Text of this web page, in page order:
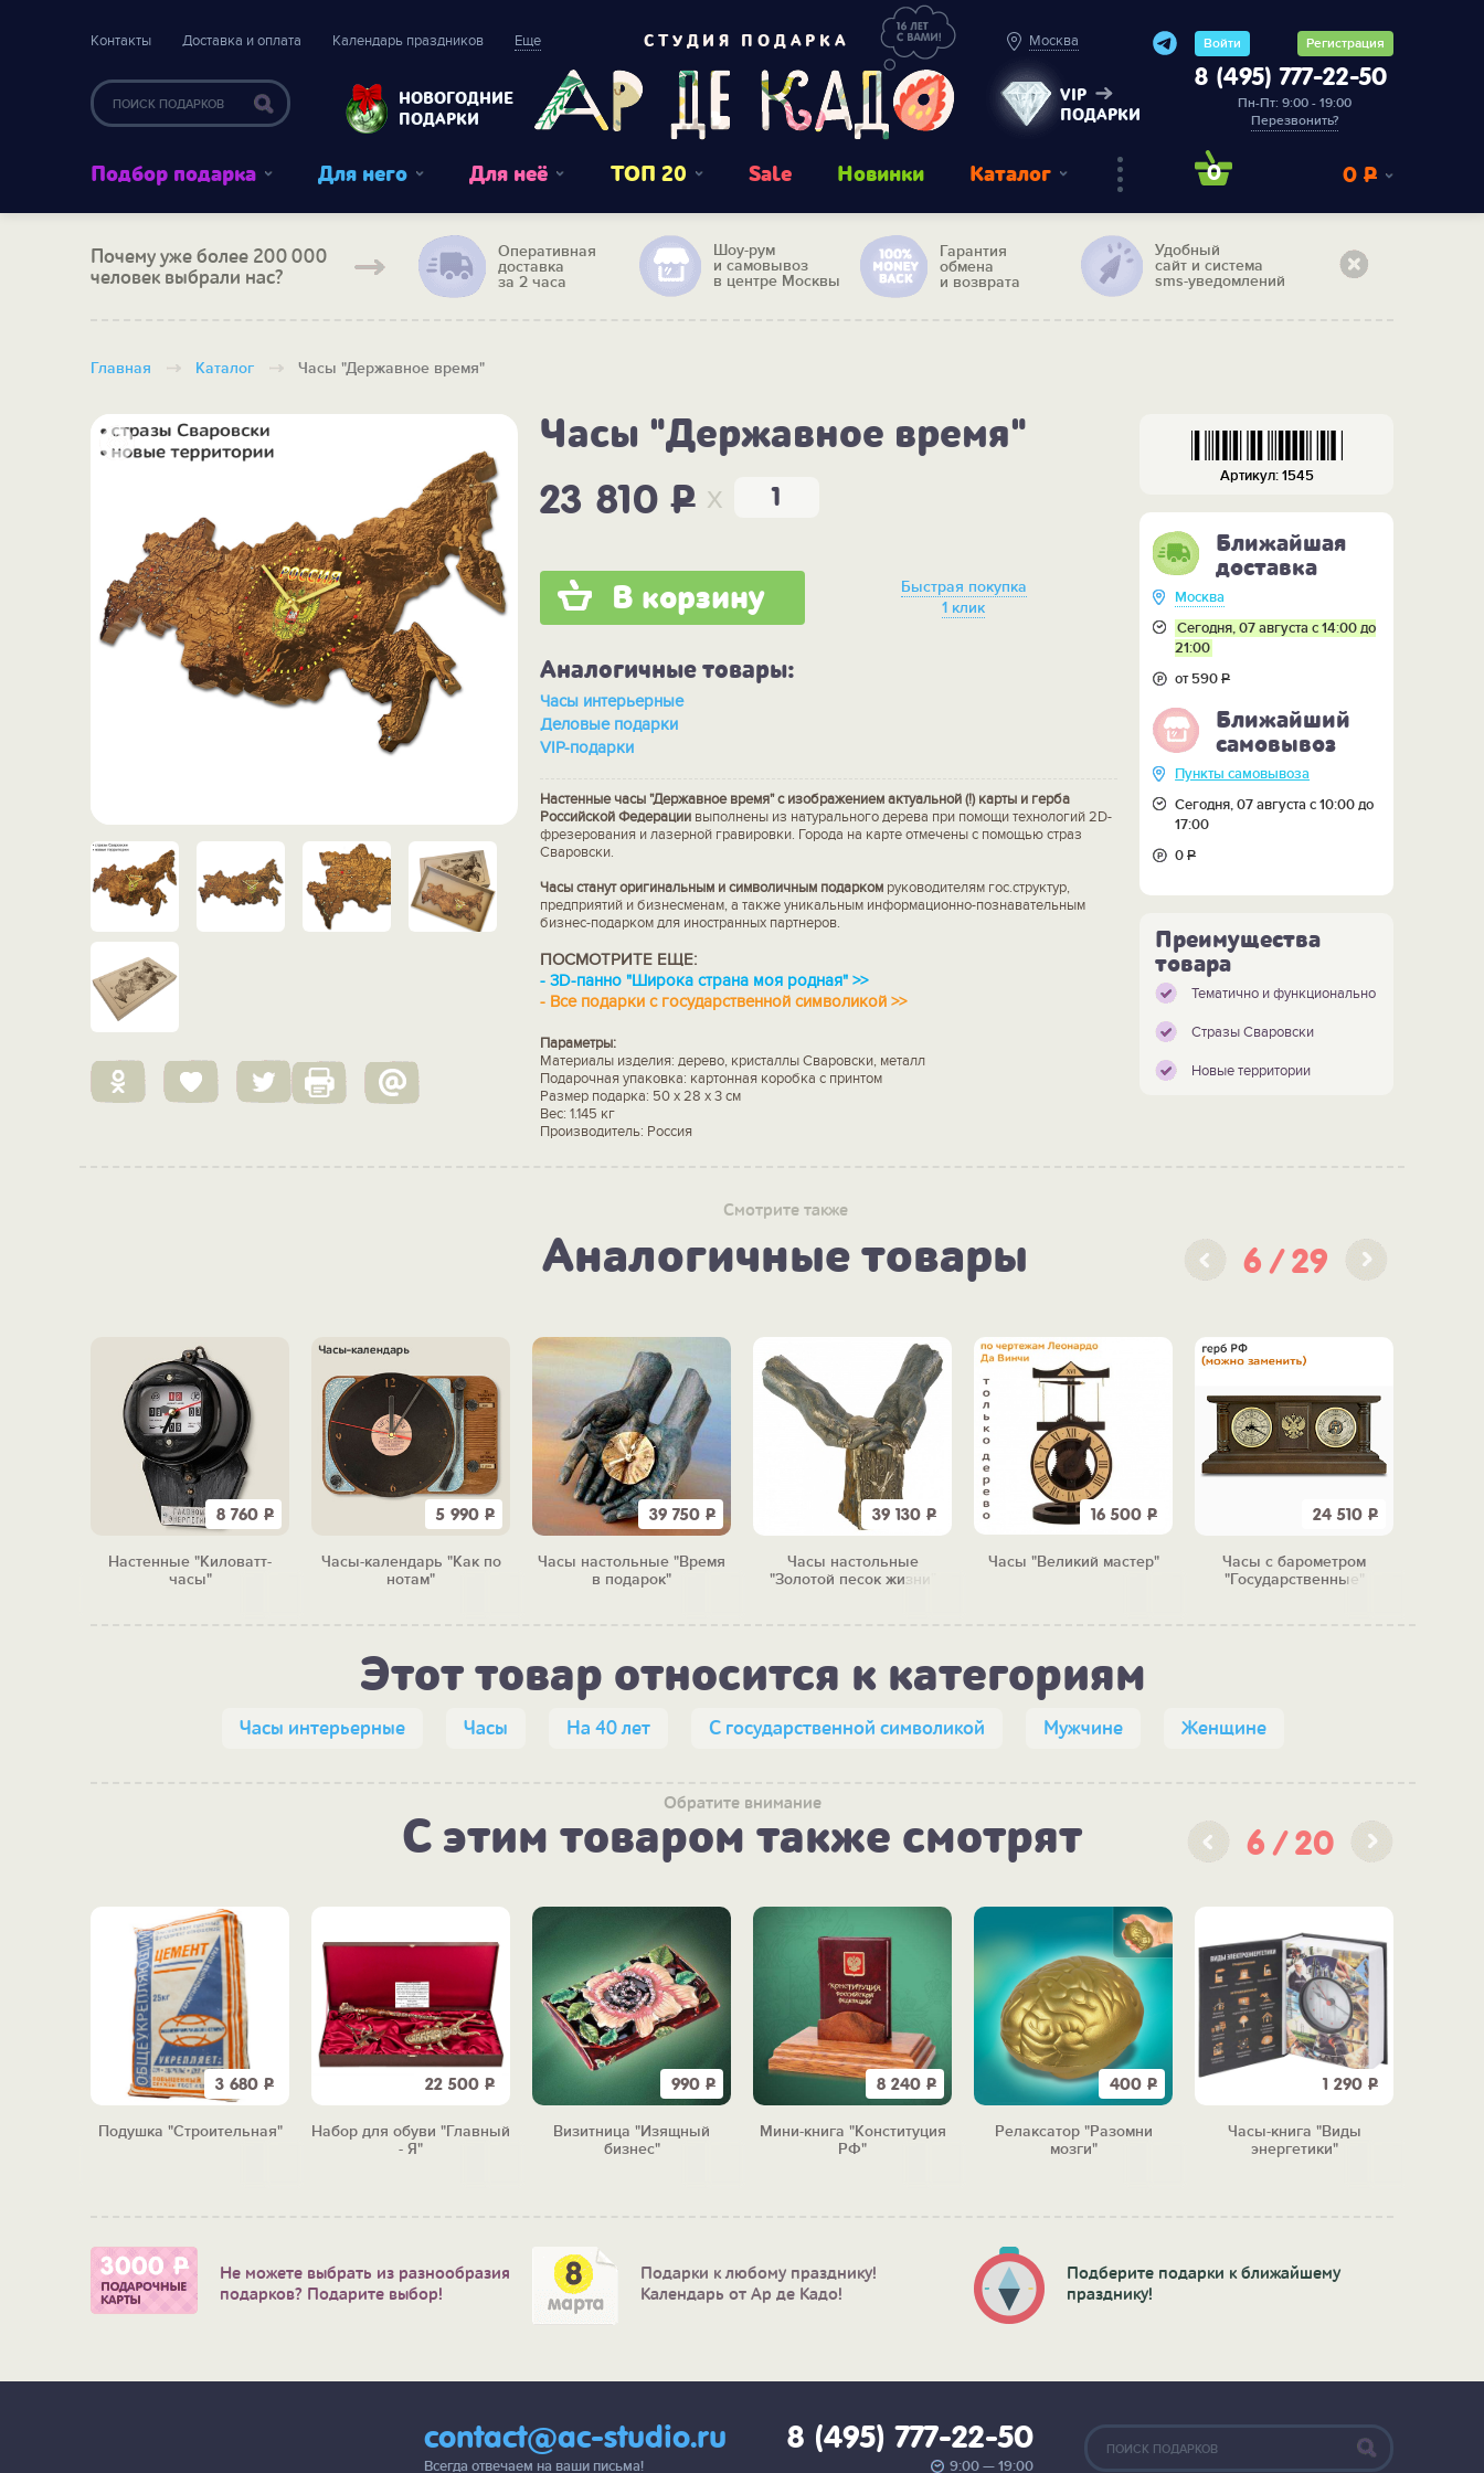
Контакты Доставка и оплата Календарь праздников Еще
НОВОГОДНИЕ
ПОДАРКИ
СТУДИЯ ПОДАРКА Москва
VIP
ПОДАРКИ
Войти Регистрация
8 (495) 777-22-50
Пн-Пт: 9:00 - 19:00
Перезвонить?
Подбор подарка Для него Для неё ТОП 20 Sale Новинки Каталог 0 0 Р
Почему уже более 200 000
человек выбрали нас?
Оперативная
доставка
за 2 часа
Шоу-рум
и самовывоз
в центре Москвы
Гарантия
обмена
и возврата
Удобный
сайт и система
sms-уведомлений
Главная Каталог Часы "Державное время"
Часы "Державное время"
23 810P x
В корзину
Быстрая покупка
1 клик
Аналогичные товары:
Часы интерьерные
Деловые подарки
VIP-подарки
Настенные часы "Державное время" с изображением актуальной (!) карты и герба
Российской Федерациивыполнены из натурального дерева при помощи технологий 2D-
фрезерования и лазерной гравировки. Города на карте отмечены с помощью страз
Сваровски.
Часы станут оригинальным и символичным подаркомруководителям гос.структур,
предприятий и бизнесменам, а также уникальным информационно-познавательным
бизнес-подарком для иностранных партнеров.
ПОСМОТРИТЕ ЕЩЕ:
- 3D-панно "Широка страна моя родная" >>
- Все подарки с государственной символикой >>
Параметры:
Материалы изделия: дерево, кристаллы Сваровски, металл
Подарочная упаковка: картонная коробка с принтом
Размер подарка: 50 x 28 х 3 см
Вес: 1.145 кг
Производитель: Россия
Артикул: 1545
Ближайшая
доставка
Москва
Сегодня, 07 августа с 14:00 до
21:00
от 590Р
Ближайший
самовывоз
Пункты самовывоза
Сегодня, 07 августа с 10:00 до
17:00
0Р
Преимущества
товара
Тематично и функционально
Стразы Сваровски
Новые территории
Смотрите также
Аналогичные товары 6 29
8 760 Р
Настенные "Киловатт-
часы"
5 990 Р
Часы-календарь "Как по
нотам"
39 750 Р
Часы настольные "Время
в подарок"
39 130 Р
Часы настольные
"Золотой песок жизни"
16 500 Р
Часы "Великий мастер"
24 510 Р
Часы с барометром
"Государственные"
Этот товар относится к категориям
Часы интерьерные Часы На 40 лет С государственной символикой Мужчине Женщине
Обратите внимание
С этим товаром также смотрят 6 20
3 680 Р
Подушка "Строительная"
22 500 Р
Набор для обуви "Главный
- Я"
990 Р
Визитница "Изящный
бизнес"
8 240 Р
Мини-книга "Конституция
РФ"
400 Р
Релаксатор "Разомни
мозги"
1 290 Р
Часы-книга "Виды
энергетики"
Не можете выбрать из разнообразия
подарков? Подарите выбор!
Подарки к любому празднику!
Календарь от Ар де Кадо!
Подберите подарки к ближайшему
празднику!
contact@ac-studio.ru
Всегда отвечаем на ваши письма!
8 (495) 777-22-50
9:00 — 19:00